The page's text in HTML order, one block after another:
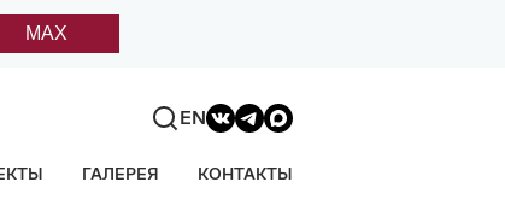
MAX
ГАЛЕРЕЯ КОНТАКТЫ
EN